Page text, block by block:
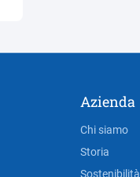
Azienda
Chi siamo
Storia
Sostenibilità